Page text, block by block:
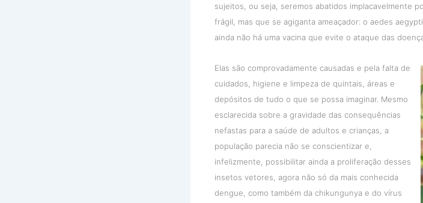
sujeitos, ou seja, seremos abatidos implacavelmente
frágil, mas que se agiganta ameaçador: o aedes
ainda não há uma vacina que evite o ataque das
Elas são comprovadamente causadas e pela falta de
cuidados, higiene e limpeza de quintais, áreas e
depósitos de tudo o que se possa imaginar. Mesmo
esclarecida sobre a gravidade das consequências
nefastas para a saúde de adultos e crianças, a
população parecia não se conscientizar e,
infelizmente, possibilitar ainda a proliferação desses
insetos vetores, agora não só da mais conhecida
dengue, como também da chikungunya e do vírus